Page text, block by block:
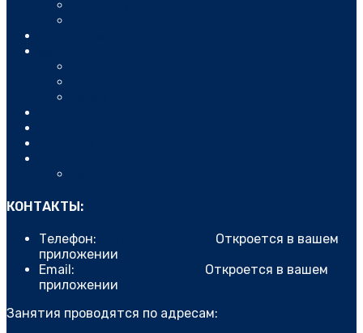
КОНТАКТЫ:
Телефон:
Откроется в вашем
приложении
Email:
Откроется в вашем
приложении
Занятия проводятся по адресам: